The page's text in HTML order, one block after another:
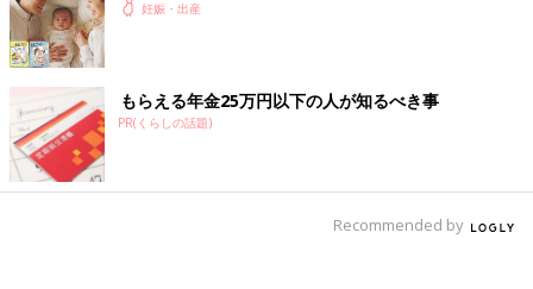
妊娠・出産
もらえる年金25万円以下の人が知るべき事
PR(くらしの話題)
Recommended by